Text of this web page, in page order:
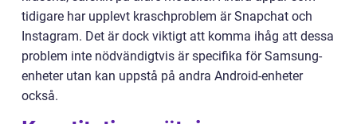
tidigare har upplevt kraschproblem är Snapchat och
Instagram. Det är dock viktigt att komma ihåg att dessa
problem inte nödvändigtvis är specifika för Samsung-
enheter utan kan uppstå på andra Android-enheter
också.